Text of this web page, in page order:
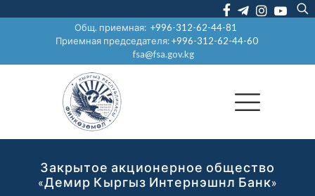
Общ. приемная:+996-312-62-44-81
Приемная председателя:+996-312-62-44-60
fsa@fsa.gov.kg
Закрытое акционерное общество
«Демир Кыргыз Интернэшнл Банк»